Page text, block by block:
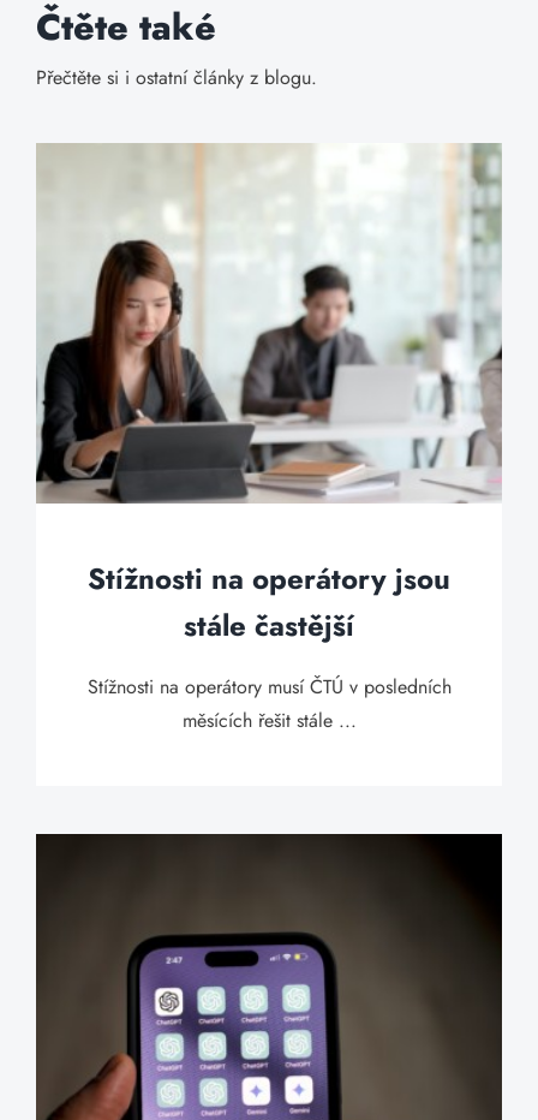
Čtěte také
Přečtěte si i ostatní články z blogu.
Stížnosti na operátory jsou
stále častější
Stížnosti na operátory musí ČTÚ v posledních
měsících řešit stále ...